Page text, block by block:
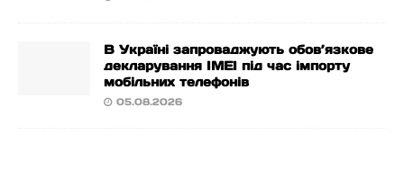
В Україні запроваджують обов’язкове
декларування IMEI під час імпорту
мобільних телефонів
05.08.2026